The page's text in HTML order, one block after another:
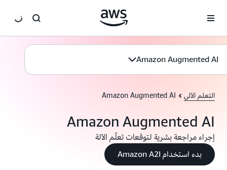
Amazon Augmented AI
التعلم الآلي Amazon Augmented AI
Amazon Augmented AI
إجراء مراجعة بشرية لتوقعات تعلّم الآلة
بدء استخدام Amazon A2I